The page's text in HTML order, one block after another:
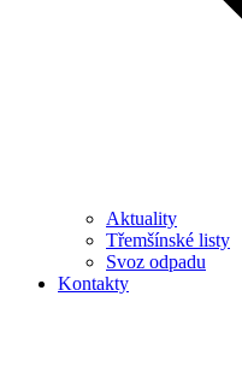
Aktuality
Třemšínské listy
Svoz odpadu
Kontakty